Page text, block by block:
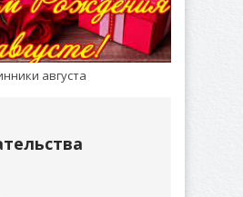
августа